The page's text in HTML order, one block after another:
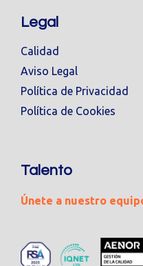
Legal
Calidad
Aviso Legal
Política de Privacidad
Política de Cookies
Talento
Únete a nuestro